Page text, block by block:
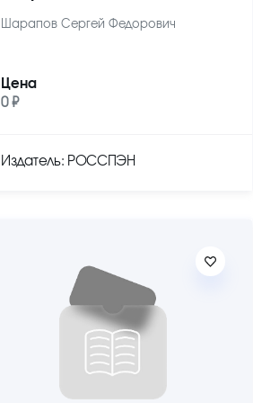
Шарапов Сергей Федорович
Цена
0 ₽
Издатель: РОССПЭН